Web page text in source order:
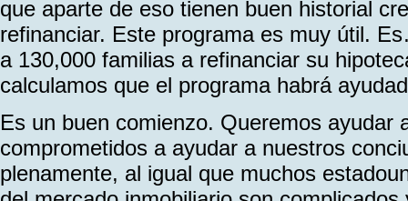
que aparte de eso tienen buen historial
refinanciar. Este programa es muy útil.
a 130,000 familias a refinanciar su
calculamos que el programa habrá
Es un buen comienzo. Queremos ayudar
comprometidos a ayudar a nuestros
plenamente, al igual que muchos